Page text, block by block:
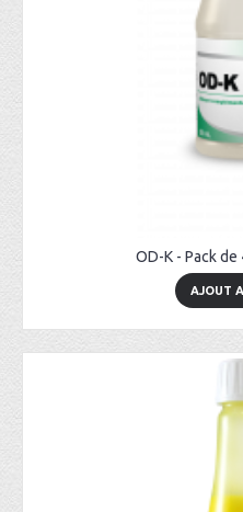
OD-K - Pack
AJOUT